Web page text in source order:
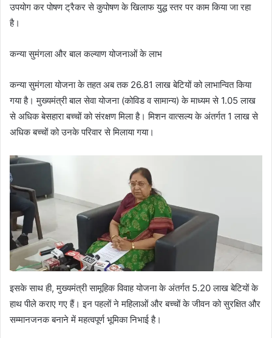
उपयोग कर पोषण ट्रैकर से कुपोषण के खिलाफ युद्ध स्तर पर काम किया जा रहा
है।
कन्या सुमंगला और बाल कल्याण योजनाओं के लाभ
कन्या सुमंगला योजना के तहत अब तक 26.81 लाख बेटियों को लाभान्वित किया
गया है। मुख्यमंत्री बाल सेवा योजना (कोविड व सामान्य) के माध्यम से 1.05 लाख
से अधिक बेसहारा बच्चों को संरक्षण मिला है। मिशन वात्सल्य के अंतर्गत 1 लाख से
अधिक बच्चों को उनके परिवार से मिलाया गया।
इसके साथ ही, मुख्यमंत्री सामूहिक विवाह योजना के अंतर्गत 5.20 लाख बेटियों के
हाथ पीले कराए गए हैं। इन पहलों ने महिलाओं और बच्चों के जीवन को सुरक्षित और
सम्मानजनक बनाने में महत्वपूर्ण भूमिका निभाई है।